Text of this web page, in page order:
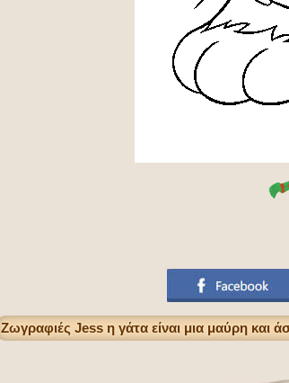
Ζωγραφιές Jess η γάτα είναι μια μαύρη